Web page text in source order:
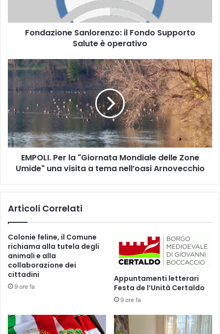
n
n
n
o
:
o
d
u
p
p
o
t
a
l
Fondazione Sanlorenzo: il Fondo Supporto
Salute è operativo
E
O
I
P
e
i
n
a
t
o
i
EMPOLI. Per la "Giornata Mondiale delle Zone
Umide" una visita a tema nell’oasi Arnovecchio
Articoli Correlati
Colonie feline, il Comune
richiama alla tutela degli
animali e alla
collaborazione dei
cittadini
9 ore fa
Appuntamenti letterari
Festa de l’Unità Certaldo
9 ore fa